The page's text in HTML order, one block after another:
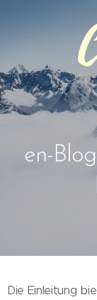
en-
Die Einleitung